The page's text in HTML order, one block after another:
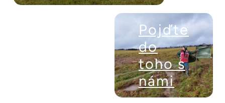
Pojďte
do
toho s
námi